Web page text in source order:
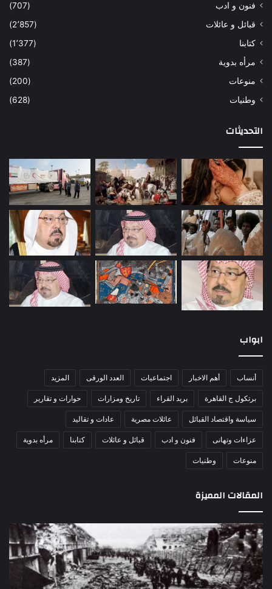
فنون و ادب
(707)
قبائل و عائلات
(2٬857)
كتابنا
(1٬377)
مرأه بدوية
(387)
منوعات
(200)
وطنيات
(628)
التحديثات
ابواب
أنساب أهم الاخبار اجتماعيات العدد الورقى المزيد
برتكول ج القاهرة بريد القراء تاريخ ومزارات حوارات و تقارير
سياسة واقتصاد القبائل عائلات مصرية عادات و تقاليد
عزاءات وتهانى فنون و ادب قبائل و عائلات كتابنا مرأه بدوية
منوعات وطنيات
المقالات المميزة
اللواء
دكتور
راضي
عبدالمعطي
يكتب: